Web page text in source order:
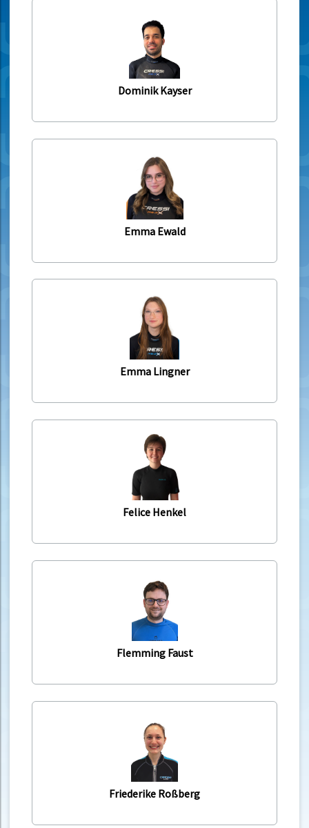
Dominik Kayser
Emma Ewald
Emma Lingner
Felice Henkel
Flemming Faust
Friederike Roßberg